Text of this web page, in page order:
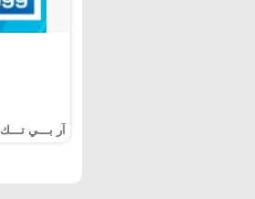
آر بـــي تـــك